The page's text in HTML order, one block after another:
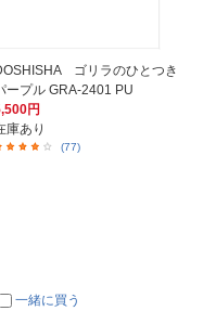
ゴリラのひとつき
ープル GRA-2401 PU
円
庫あり
(77)
一緒に買う